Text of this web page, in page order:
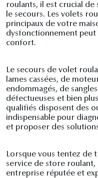
roulants, il est crucial
le secours. Les volets
principaux de votre
dysfonctionnement
confort.
Le secours de volet
lames cassées, de
endommagés, de
défectueuses et bien
qualifiés disposent des
indispensable pour
et proposer des
Lorsque vous tentez de
service de store roulant,
entreprise réputée et